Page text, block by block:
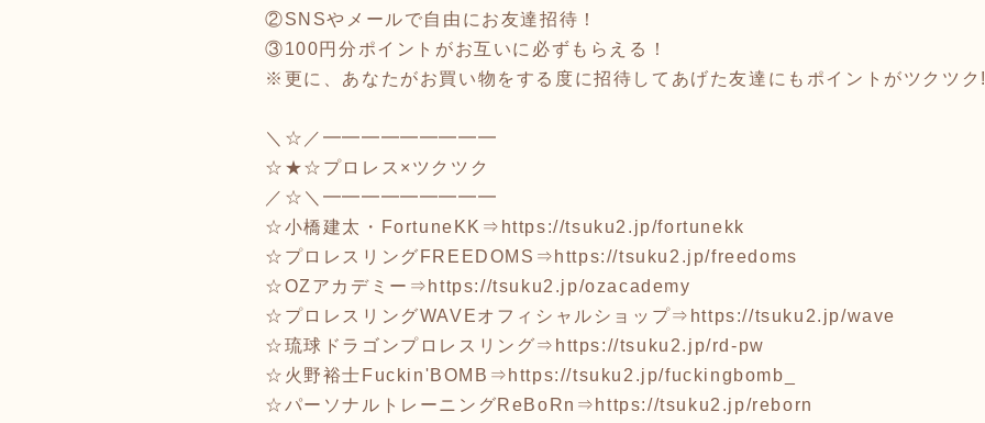
②SNSやメールで自由にお友達招待！
③100円分ポイントがお互いに必ずもらえる！
※更に、あなたがお買い物をする度に招待してあげた友達にもポイントがツクツ
＼☆／━━━━━━━━━
☆★☆プロレス×ツクツク
／☆＼━━━━━━━━━
☆小橋建太・FortuneKK⇒ https://tsuku2.jp/fortunekk
☆プロレスリングFREEDOMS⇒ https://tsuku2.jp/freedoms
☆OZアカデミー⇒ https://tsuku2.jp/ozacademy
☆プロレスリングWAVEオフィシャルショップ⇒ https://tsuku2.jp/wave
☆琉球ドラゴンプロレスリング⇒ https://tsuku2.jp/rd-pw
☆火野裕士Fuckin'BOMB⇒ https://tsuku2.jp/fuckingbomb_
☆パーソナルトレーニングReBoRn⇒ https://tsuku2.jp/reborn